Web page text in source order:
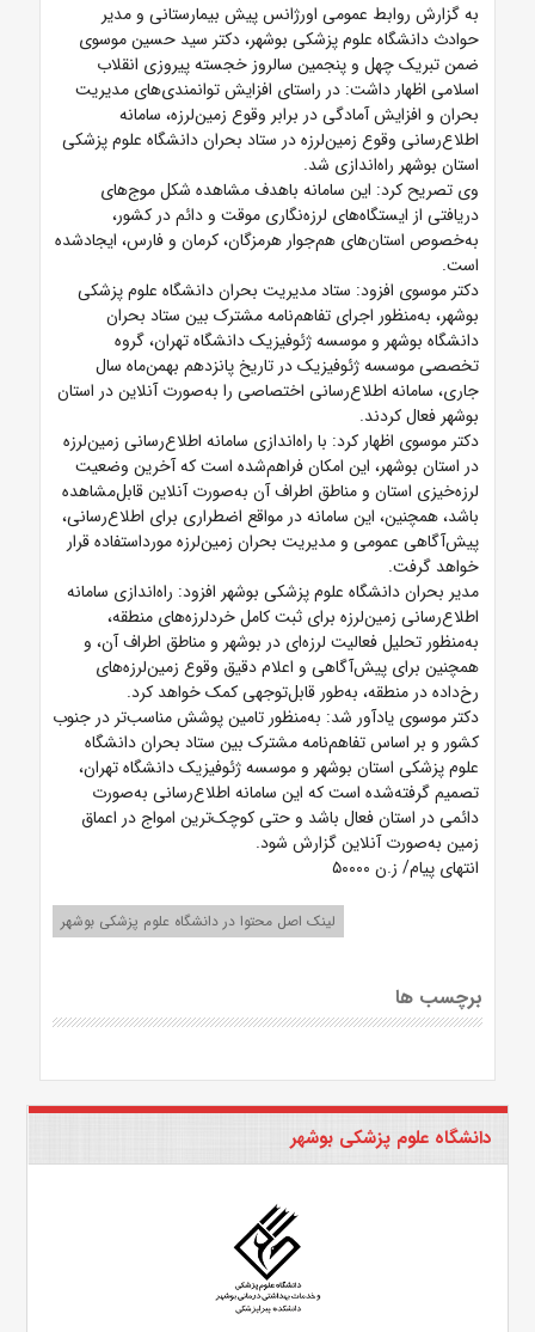
به گزارش روابط عمومی اورژانس پیش بیمارستانی و مدیر
حوادث دانشگاه علوم پزشکی بوشهر، دکتر سید حسین موسوی
ضمن تبریک چهل و پنجمین سالروز خجسته پیروزی انقلاب
اسلامی اظهار داشت: در راستای افزایش توانمندی‌های مدیریت
بحران و افزایش آمادگی در برابر وقوع زمین‌لرزه، سامانه
اطلاع‌رسانی وقوع زمین‌لرزه در ستاد بحران دانشگاه علوم پزشکی
استان بوشهر راه‌اندازی شد.
وی تصریح کرد: این سامانه باهدف مشاهده شکل موج‌های
دریافتی از ایستگاه‌های لرزه‌نگاری موقت و دائم در کشور،
به‌خصوص استان‌های هم‌جوار هرمزگان، کرمان و فارس، ایجادشده
است.
دکتر موسوی افزود: ستاد مدیریت بحران دانشگاه علوم پزشکی
بوشهر، به‌منظور اجرای تفاهم‌نامه مشترک بین ستاد بحران
دانشگاه بوشهر و موسسه ژئوفیزیک دانشگاه تهران، گروه
تخصصی موسسه ژئوفیزیک در تاریخ پانزدهم بهمن‌ماه سال
جاری، سامانه اطلاع‌رسانی اختصاصی را به‌صورت آنلاین در استان
بوشهر فعال کردند.
دکتر موسوی اظهار کرد: با راه‌اندازی سامانه اطلاع‌رسانی زمین‌لرزه
در استان بوشهر، این امکان فراهم‌شده است که آخرین وضعیت
لرزه‌خیزی استان و مناطق اطراف آن به‌صورت آنلاین قابل‌مشاهده
باشد، همچنین، این سامانه در مواقع اضطراری برای اطلاع‌رسانی،
پیش‌آگاهی عمومی و مدیریت بحران زمین‌لرزه مورداستفاده قرار
خواهد گرفت.
مدیر بحران دانشگاه علوم پزشکی بوشهر افزود: راه‌اندازی سامانه
اطلاع‌رسانی زمین‌لرزه برای ثبت کامل خردلرزه‌های منطقه،
به‌منظور تحلیل فعالیت لرزه‌ای در بوشهر و مناطق اطراف آن، و
همچنین برای پیش‌آگاهی و اعلام دقیق وقوع زمین‌لرزه‌های
رخ‌داده در منطقه، به‌طور قابل‌توجهی کمک خواهد کرد.
دکتر موسوی یادآور شد: به‌منظور تامین پوشش مناسب‌تر در جنوب
کشور و بر اساس تفاهم‌نامه مشترک بین ستاد بحران دانشگاه
علوم پزشکی استان بوشهر و موسسه ژئوفیزیک دانشگاه تهران،
تصمیم گرفته‌شده است که این سامانه اطلاع‌رسانی به‌صورت
دائمی در استان فعال باشد و حتی کوچک‌ترین امواج در اعماق
زمین به‌صورت آنلاین گزارش شود.
انتهای پیام/ ز.ن ۵۰۰۰۰
لینک اصل محتوا در دانشگاه علوم پزشکی بوشهر
برچسب ها
دانشگاه علوم پزشکی بوشهر